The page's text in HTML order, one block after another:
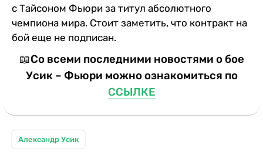
с Тайсоном Фьюри за титул абсолютного
чемпиона мира. Стоит заметить, что контракт на
бой еще не подписан.
📖Со всеми последними новостями о бое
Усик – Фьюри можно ознакомиться по
ССЫЛКЕ
Александр Усик